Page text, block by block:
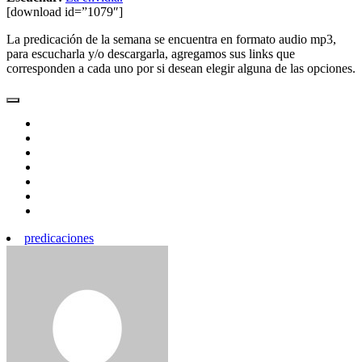
[download id=”1079″]
La predicación de la semana se encuentra en formato audio mp3,
para escucharla y/o descargarla, agregamos sus links que
corresponden a cada uno por si desean elegir alguna de las opciones.
predicaciones